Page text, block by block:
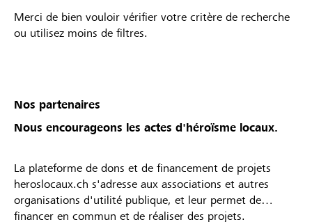
Merci de bien vouloir vérifier votre critère de recherche
ou utilisez moins de filtres.
Nos partenaires
Nous encourageons les actes d'héroïsme locaux.
La plateforme de dons et de financement de projets
heroslocaux.ch s'adresse aux associations et autres
organisations d'utilité publique, et leur permet de
financer en commun et de réaliser des projets.